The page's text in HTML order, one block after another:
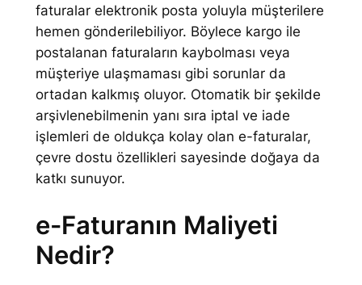
faturalar elektronik posta yoluyla müşterilere
hemen gönderilebiliyor. Böylece kargo ile
postalanan faturaların kaybolması veya
müşteriye ulaşmaması gibi sorunlar da
ortadan kalkmış oluyor. Otomatik bir şekilde
arşivlenebilmenin yanı sıra iptal ve iade
işlemleri de oldukça kolay olan e-faturalar,
çevre dostu özellikleri sayesinde doğaya da
katkı sunuyor.
e-Faturanın Maliyeti
Nedir?